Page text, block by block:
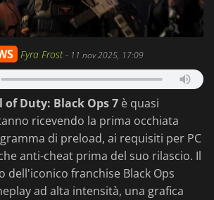
Fyra Frost- 11 nov 2025, 17:09
of Duty: Black Ops 7 è quasi
ricevendo la prima occhiata
di preload, ai requisiti per PC
anti-cheat prima del suo rilascio. Il
dell'iconico franchise Black Ops
ad alta intensità, una grafica